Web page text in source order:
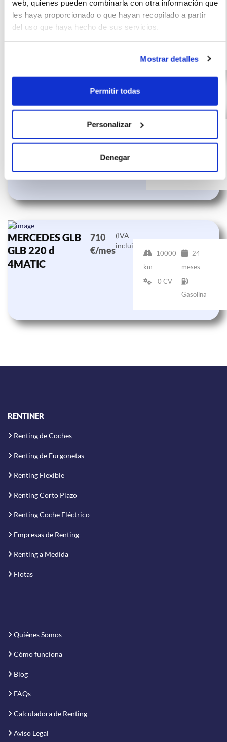
web, quienes pueden combinarla con otra información que
les haya proporcionado o que hayan recopilado a partir
del uso que haya hecho de sus servicios.
Mostrar detalles
Permitir todas
Personalizar
Denegar
GLB 200 D DCT
110KW (150CV)
€/mes
incluido)
24
150
CV
Gasolina
110KW (150CV)
€/mesincluido)
10000 kmmeses
CV
Gasolina
MERCEDES GLB
GLB 220 d
4MATIC
710
€/mes
(IVA
incluido)
10000
km
24
meses
0 CV
Gasolina
RENTINER
Renting de Coches
Renting de Furgonetas
Renting Flexible
Renting Corto Plazo
Renting Coche Eléctrico
Empresas de Renting
Renting a Medida
Flotas
Quiénes Somos
Cómo funciona
Blog
FAQs
Calculadora de Renting
Aviso Legal